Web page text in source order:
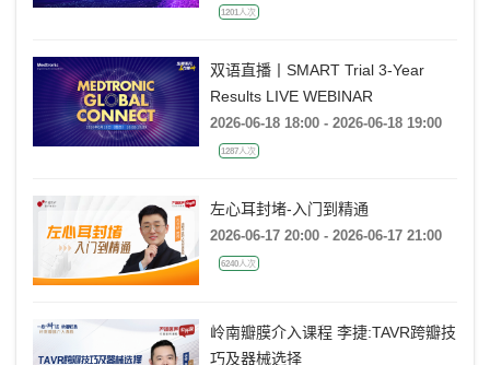
1201人次
双语直播丨SMART Trial 3-Year
Results LIVE WEBINAR
2026-06-18 18:00 - 2026-06-18 19:00
1287人次
左心耳封堵-入门到精通
2026-06-17 20:00 - 2026-06-17 21:00
6240人次
岭南瓣膜介入课程 李捷:TAVR跨瓣技
巧及器械选择